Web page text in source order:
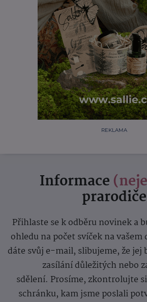
REKLAMA
Informace
prarodiče
Přihlaste se k odběru novinek a
ohledu na počet svíček na
dáte svůj e-mail, slibujeme, že jej
zasílání důležitých nebo
sdělení. Prosíme, zkontrolujte
schránku, kam jsme poslali